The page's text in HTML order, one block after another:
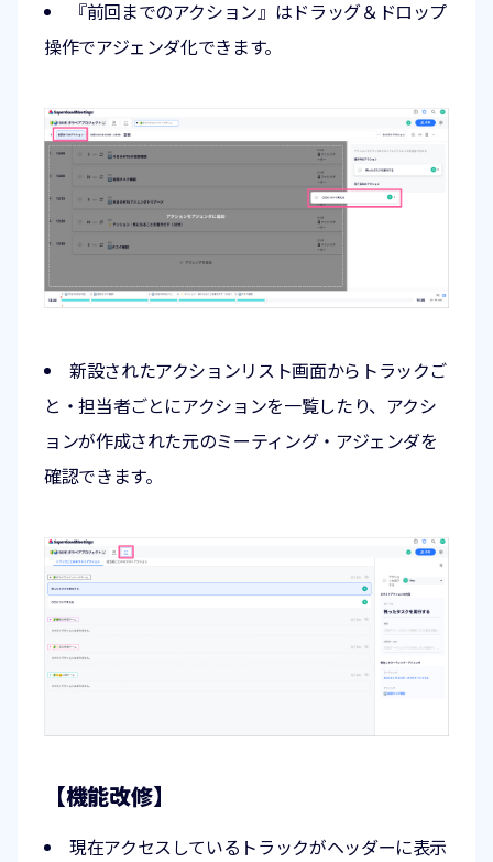
『前回までのアクション』はドラッグ＆ドロップ
操作でアジェンダ化できます。
新設されたアクションリスト画面からトラックご
と・担当者ごとにアクションを一覧したり、アクシ
ョンが作成された元のミーティング・アジェンダを
確認できます。
【機能改修】
現在アクセスしているトラックがヘッダーに表示